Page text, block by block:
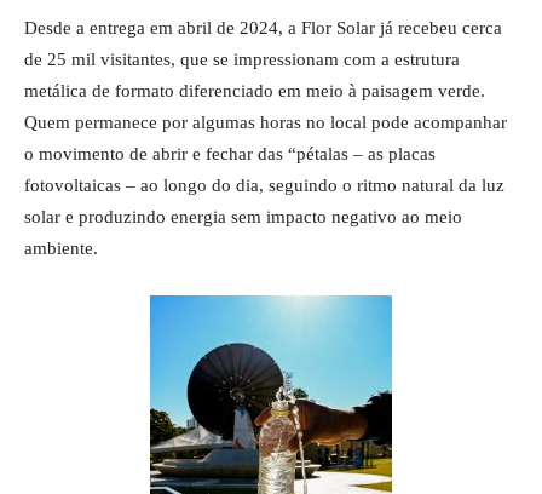
Desde a entrega em abril de 2024, a Flor Solar já recebeu cerca
de 25 mil visitantes, que se impressionam com a estrutura
metálica de formato diferenciado em meio à paisagem verde.
Quem permanece por algumas horas no local pode acompanhar
o movimento de abrir e fechar das “pétalas – as placas
fotovoltaicas – ao longo do dia, seguindo o ritmo natural da luz
solar e produzindo energia sem impacto negativo ao meio
ambiente.